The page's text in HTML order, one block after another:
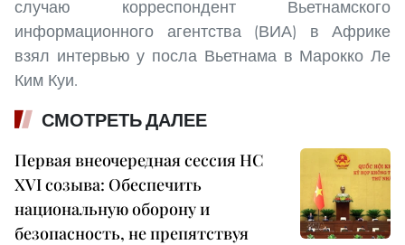
случаю корреспондент Вьетнамского
информационного агентства (ВИА) в Африке
взял интервью у посла Вьетнама в Марокко Ле
Ким Куи.
СМОТРЕТЬ ДАЛЕЕ
Первая внеочередная сессия НС
XVI созыва: Обеспечить
национальную оборону и
безопасность, не препятствуя